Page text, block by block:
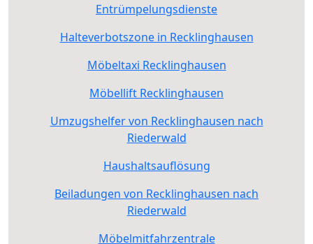
Entrümpelungsdienste
Halteverbotszone in Recklinghausen
Möbeltaxi Recklinghausen
Möbellift Recklinghausen
Umzugshelfer von Recklinghausen nach
Riederwald
Haushaltsauflösung
Beiladungen von Recklinghausen nach
Riederwald
Möbelmitfahrzentrale